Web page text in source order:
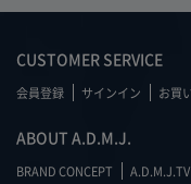
CUSTOMER SERVICE
会員登録 サインイン お買
ABOUT A.D.M.J.
BRAND CONCEPT A.D.M.J.TV